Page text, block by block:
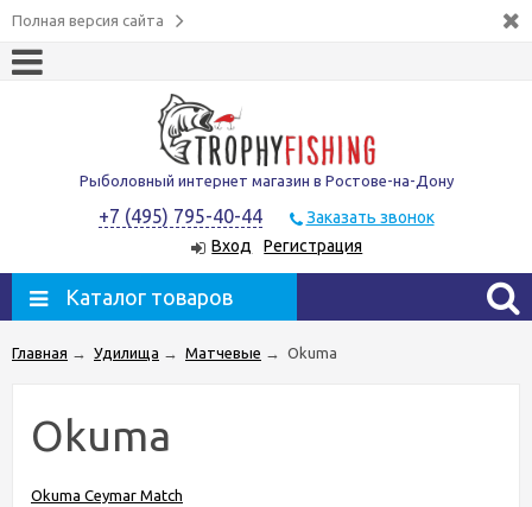
Полная версия сайта
Рыболовный интернет магазин в Ростове-на-Дону
+7 (495) 795-40-44
Заказать звонок
Вход
Регистрация
Каталог товаров
Главная → Удилища → Матчевые → Okuma
Okuma
Okuma Ceymar Match